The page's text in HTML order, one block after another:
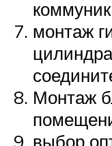
монтаж
Монтаж
выбор